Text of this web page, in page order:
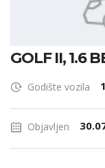
GOLF II, 1.6
Godište vozila
Objavljen